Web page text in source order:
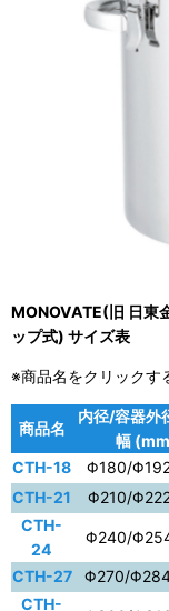
MONOVATE(旧 日東
ップ式) サイズ表
※商品名をクリックす
商品名
内径/容器外
幅
CTH-18
Φ180/
CTH-21
Φ210/
CTH-
24
Φ240/
CTH-27 Φ270/
CTH-